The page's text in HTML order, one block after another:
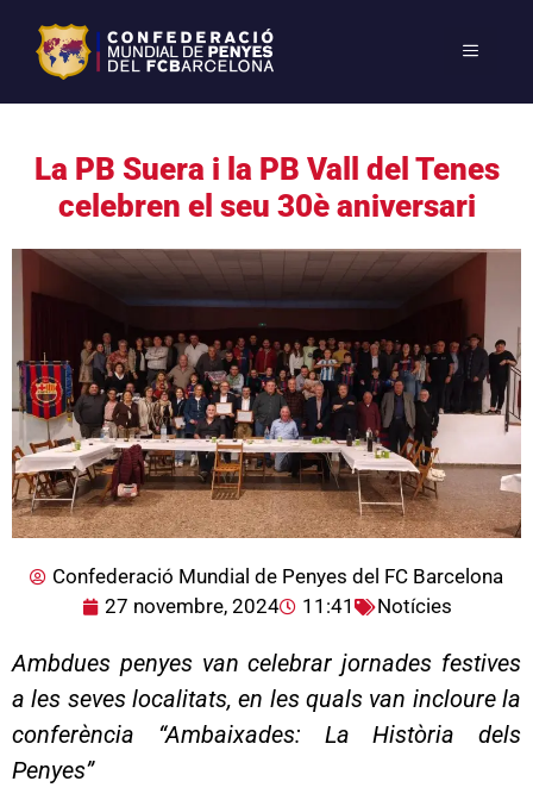
La PB Suera i la PB Vall del Tenes
celebren el seu 30è aniversari
Confederació Mundial de Penyes del FC Barcelona
27 novembre, 2024
11:41 Notícies
Ambdues penyes van celebrar jornades festives
a les seves localitats, en les quals van incloure la
conferència “Ambaixades: La Història dels
Penyes”